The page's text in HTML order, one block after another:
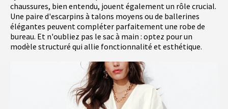
chaussures, bien entendu, jouent également un rôle crucial.
Une paire d'escarpins à talons moyens ou de ballerines
élégantes peuvent compléter parfaitement une robe de
bureau. Et n'oubliez pas le sac à main : optez pour un
modèle structuré qui allie fonctionnalité et esthétique.